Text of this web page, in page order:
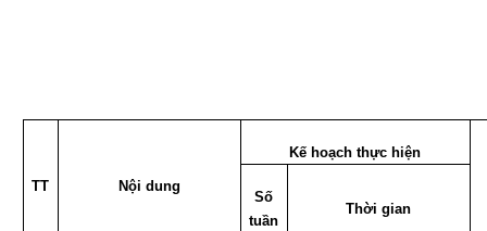
TT Nội dung
Kế hoạch thực hiện
Số
tuần
Thời gian